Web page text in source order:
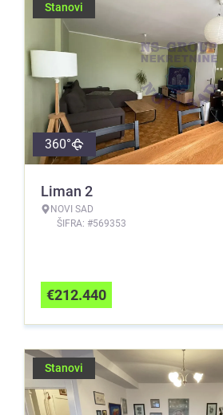
Stanovi
360°
Liman 2
NOVI SAD
ŠIFRA: #569353
€212.440
Stanovi